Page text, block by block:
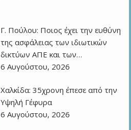
Γ. Πούλου: Ποιος έχει την ευθύνη
της ασφάλειας των ιδιωτικών
δικτύων ΑΠΕ και των…
6 Αυγούστου, 2026
Χαλκίδα: 35χρονη έπεσε από την
Υψηλή Γέφυρα
6 Αυγούστου, 2026